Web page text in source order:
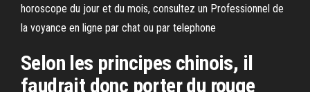
horoscope du jour et du mois, consultez un Professionnel de
la voyance en ligne par chat ou par telephone
Selon les principes chinois, il
faudrait donc porter du rouge